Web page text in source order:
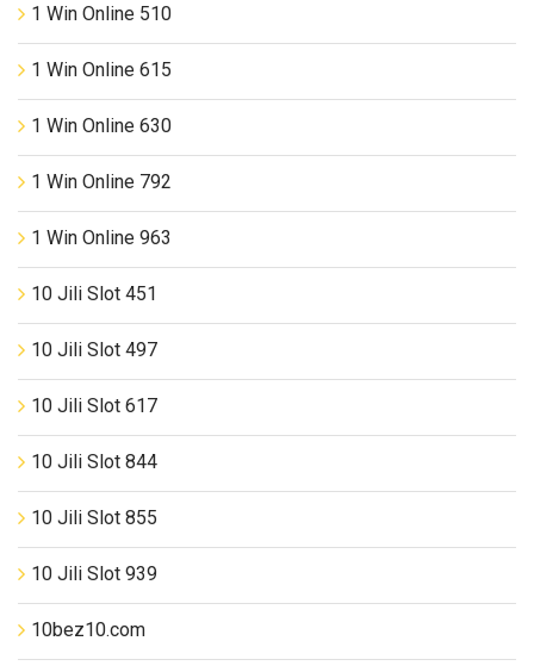
1 Win Online 510
1 Win Online 615
1 Win Online 630
1 Win Online 792
1 Win Online 963
10 Jili Slot 451
10 Jili Slot 497
10 Jili Slot 617
10 Jili Slot 844
10 Jili Slot 855
10 Jili Slot 939
10bez10.com